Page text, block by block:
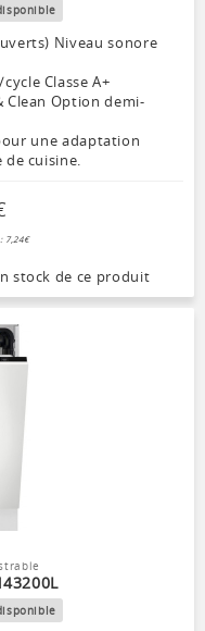
Niveau sonore
Classe A+
Clean Option demi-
une adaptation
cuisine.
7,24€
stock de ce produit